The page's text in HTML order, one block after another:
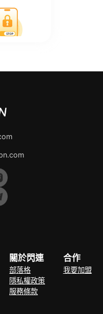
關於閃連
部落格
隱私權政策
服務條款
合作
我要加盟